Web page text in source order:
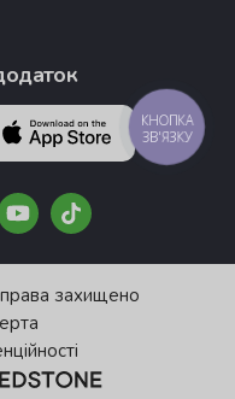
захищено
КНОПКА
ЗВ'ЯЗКУ